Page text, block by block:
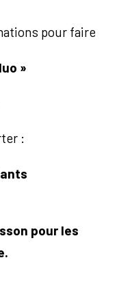
pour faire
»
:
pour les